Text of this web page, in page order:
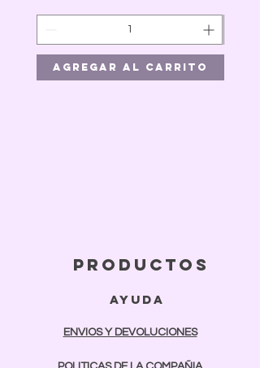
Agregar al carrito
productos
ayuda
ENVIOS Y DEVOLUCIONES